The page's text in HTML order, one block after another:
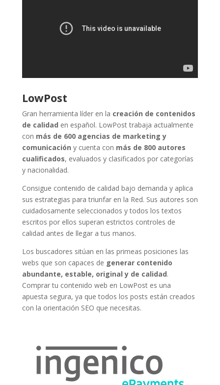
LowPost
Gran herramienta líder en la creación de contenidos
de calidad en español. LowPost trabaja actualmente
con más de 600 agencias de marketing y
comunicación y cuenta con más de 800 autores
cualificados, evaluados y clasificados por categorías
y nacionalidad.
Consigue contenido de calidad bajo demanda y aplica
sus estrategias para triunfar en la Red. Sus autores son
cuidadosamente seleccionados y todos los textos
escritos por ellos superan estrictos controles de
calidad antes de llegar a tus manos.
Los buscadores sitúan en las primeas posiciones las
webs que son capaces de generar contenido
abundante, estable, original y de calidad.
Comprar tu contenido web en LowPost es una
apuesta segura, ya que todos los posts están creados
con la orientación SEO que necesitas.